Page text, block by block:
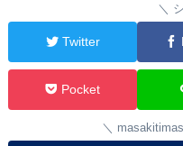
Twitter
Pocket